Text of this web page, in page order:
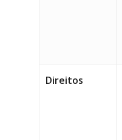
Direitos